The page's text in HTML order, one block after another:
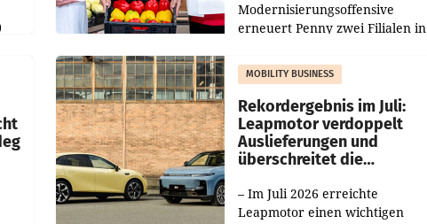
Modernisierungsoffensive
erneuert Penny zwei Filialen in
Die beiden Standorte liegen in
Haag sowie im rund
MOBILITY BUSINESS
Rekordergebnis im Juli:
Leapmotor verdoppelt
Auslieferungen und
überschreitet die
– Im Juli 2026 erreichte
Leapmotor einen wichtigen